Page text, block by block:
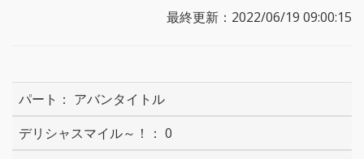
最終更新：2022/06/19 09:00:15
アバンタイトル
0